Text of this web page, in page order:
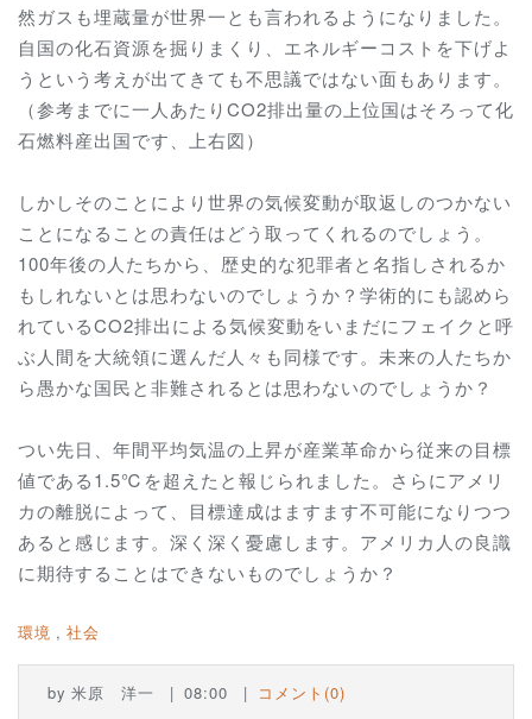
然ガスも埋蔵量が世界一とも言われるようになりました。
自国の化石資源を掘りまくり、エネルギーコストを下げよ
うという考えが出てきても不思議ではない面もあります。
（参考までに一人あたりCO2排出量の上位国はそろって化
石燃料産出国です、上右図）
しかしそのことにより世界の気候変動が取返しのつかない
ことになることの責任はどう取ってくれるのでしょう。
100年後の人たちから、歴史的な犯罪者と名指しされるか
もしれないとは思わないのでしょうか？学術的にも認めら
れているCO2排出による気候変動をいまだにフェイクと呼
ぶ人間を大統領に選んだ人々も同様です。未来の人たちか
ら愚かな国民と非難されるとは思わないのでしょうか？
つい先日、年間平均気温の上昇が産業革命から従来の目標
値である1.5℃を超えたと報じられました。さらにアメリ
カの離脱によって、目標達成はますます不可能になりつつ
あると感じます。深く深く憂慮します。アメリカ人の良識
に期待することはできないものでしょうか？
環境 社会
by 米原 洋一 08:00 コメント(0)